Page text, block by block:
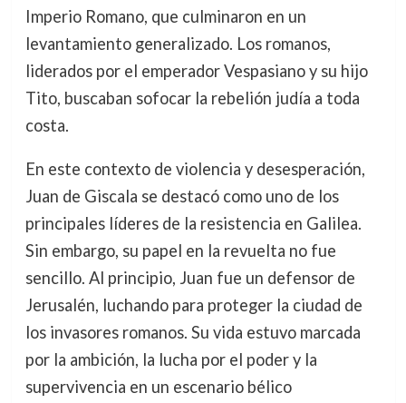
Imperio Romano, que culminaron en un
levantamiento generalizado. Los romanos,
liderados por el emperador Vespasiano y su hijo
Tito, buscaban sofocar la rebelión judía a toda
costa.
En este contexto de violencia y desesperación,
Juan de Giscala se destacó como uno de los
principales líderes de la resistencia en Galilea.
Sin embargo, su papel en la revuelta no fue
sencillo. Al principio, Juan fue un defensor de
Jerusalén, luchando para proteger la ciudad de
los invasores romanos. Su vida estuvo marcada
por la ambición, la lucha por el poder y la
supervivencia en un escenario bélico